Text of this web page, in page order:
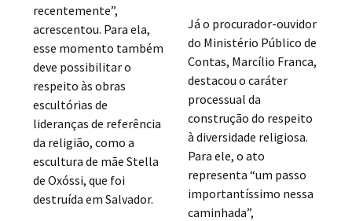
recentemente”,
acrescentou. Para ela,
esse momento também
deve possibilitar o
respeito às obras
escultórias de
lideranças de referência
da religião, como a
escultura de mãe Stella
de Oxóssi, que foi
destruída em Salvador.
Já o procurador-ouvidor
do Ministério Público de
Contas, Marcílio Franca,
destacou o caráter
processual da
construção do respeito
à diversidade religiosa.
Para ele, o ato
representa “um passo
importantíssimo nessa
caminhada”,